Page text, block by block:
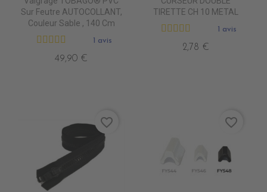
Sur Feutre AUTOCOLLANT,
Couleur Sable , 140 Cm
1 avis
49,90 €
TIRETTE CH 10 METAL
1 avis
2,78 €
favorite_border favorite_border